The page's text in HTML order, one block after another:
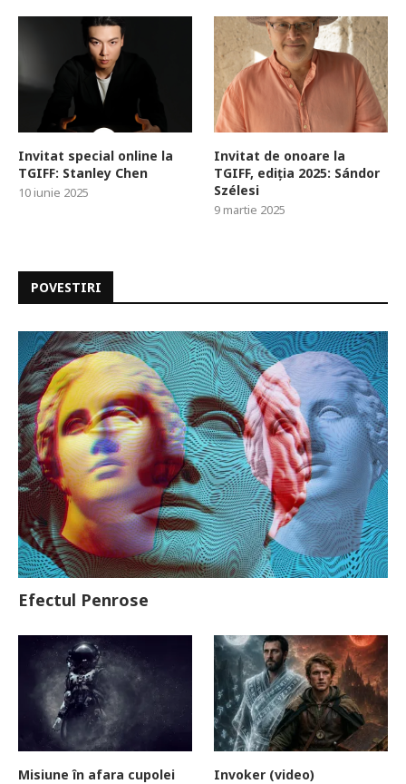
Invitat special online la
TGIFF: Stanley Chen
10 iunie 2025
Invitat de onoare la
TGIFF, ediția 2025: Sándor
Szélesi
9 martie 2025
POVESTIRI
Efectul Penrose
Misiune în afara cupolei Invoker (video)